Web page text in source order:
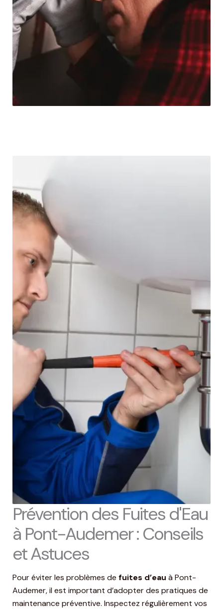
Prévention des Fuites d'Eau
à Pont-Audemer : Conseils
et Astuces
Pour éviter les problèmes de fuites d’eau à Pont-
Audemer, il est important d’adopter des pratiques de
maintenance préventive. Inspectez régulièrement vos